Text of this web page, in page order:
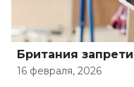
Британия
16 февраля, 2026